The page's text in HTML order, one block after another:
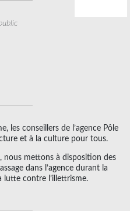
les conseillers de l’agence Pôle
et à la culture pour tous.
nous mettons à disposition des
dans l’agence durant la
lutte contre l’illettrisme.